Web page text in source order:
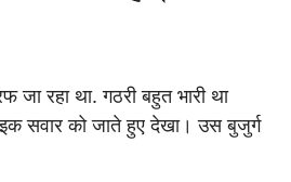
रहा था. गठरी बहुत भारी था
सवार को जाते हुए देखा। उस बुजुर्ग